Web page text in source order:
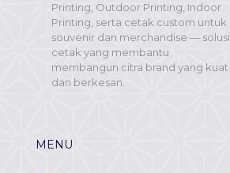
Printing, Outdoor Printing, Indoor
Printing, serta cetak custom untuk
souvenir dan merchandise — solusi
cetak yang membantu
membangun citra brand yang kuat
dan berkesan.
MENU